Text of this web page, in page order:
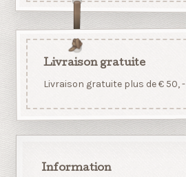
Livraison gratuite
Livraison gratuite plus de € 50, -
Information